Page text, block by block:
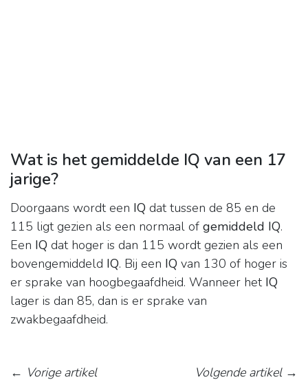
Wat is het gemiddelde IQ van een 17
jarige?
Doorgaans wordt een IQ dat tussen de 85 en de
115 ligt gezien als een normaal of gemiddeld IQ.
Een IQ dat hoger is dan 115 wordt gezien als een
bovengemiddeld IQ. Bij een IQ van 130 of hoger is
er sprake van hoogbegaafdheid. Wanneer het IQ
lager is dan 85, dan is er sprake van
zwakbegaafdheid.
← Vorige artikel
Volgende artikel→